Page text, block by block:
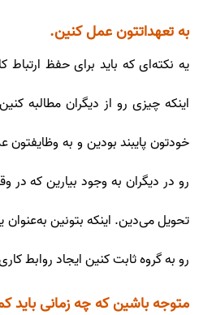
به تعهداتتون عمل کنین.
یه نکته‌ای که باید برای حفظ ارتباط
اینکه چیزی رو از دیگران مطالبه
خودتون پایبند بودین و به وظایفتون
رو در دیگران به وجود بیارین که در
تحویل می‌دین. اینکه بتونین
رو به گروه ثابت کنین ایجاد روابط
متوجه باشین که چه زمانی باید